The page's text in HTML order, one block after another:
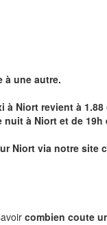
à une autre.
à Niort revient à
nuit à Niort et de 19h
Niort via notre site
combien coute